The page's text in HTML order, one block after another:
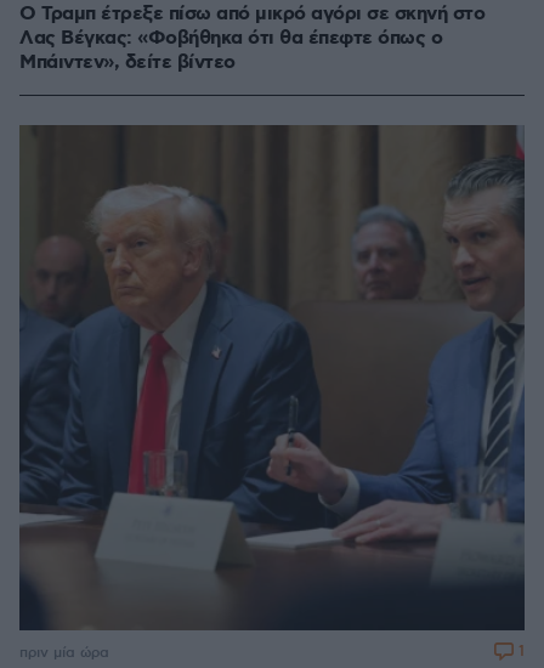
Ο Τραμπ έτρεξε πίσω από μικρό αγόρι σε σκηνή στο
Λας Βέγκας: «Φοβήθηκα ότι θα έπεφτε όπως ο
Μπάιντεν», δείτε βίντεο
πριν μία ώρα 1